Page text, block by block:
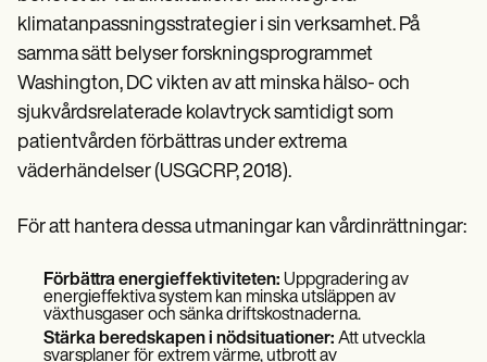
klimatanpassningsstrategier i sin verksamhet. På
samma sätt belyser forskningsprogrammet
Washington, DC vikten av att minska hälso- och
sjukvårdsrelaterade kolavtryck samtidigt som
patientvården förbättras under extrema
väderhändelser (USGCRP, 2018).
För att hantera dessa utmaningar kan vårdinrättningar:
Förbättra energieffektiviteten: Uppgradering av
energieffektiva system kan minska utsläppen av
växthusgaser och sänka driftskostnaderna.
Stärka beredskapen i nödsituationer: Att utveckla
svarsplaner för extrem värme, utbrott av